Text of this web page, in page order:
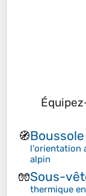
🧭
l'orientation
alpin
🧤Sous-
thermique